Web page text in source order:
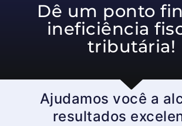
Dê um ponto
ineficiência
tributária!
Ajudamos você a
resultados